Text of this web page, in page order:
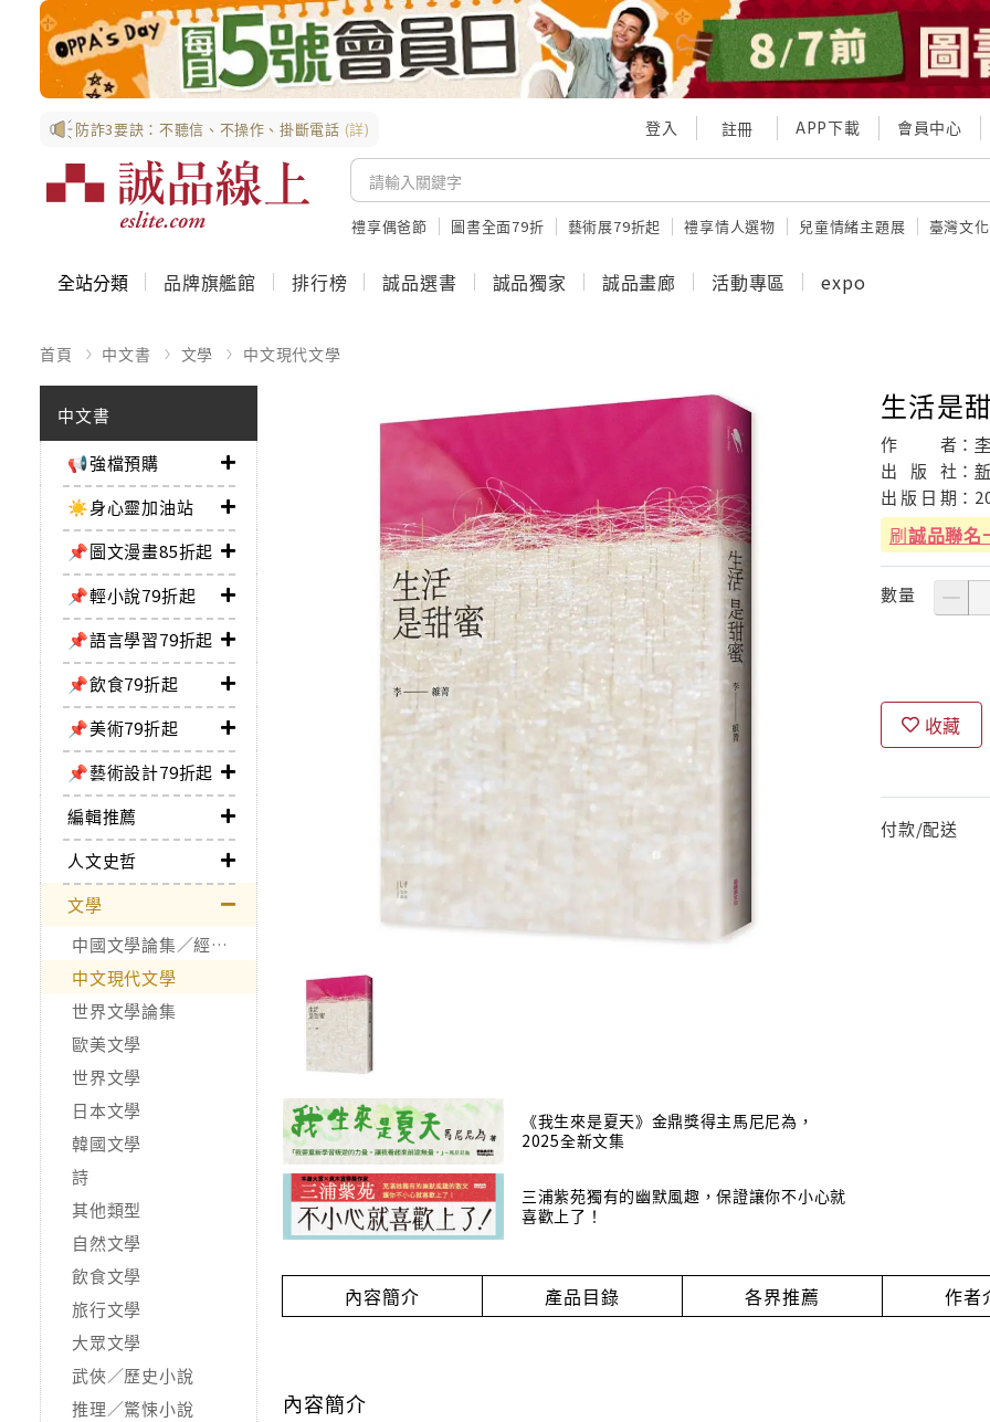
防詐3要訣：不聽信、不操作、掛斷電話 (詳) 登入 註冊 APP下載 會員中心
禮享偶爸節 圖書全面79折 藝術展79折起 禮享情人選物 兒童情緒主題展 臺灣文
全站分類 品牌旗艦館 排行榜 誠品選書 誠品獨家 誠品畫廊 活動專區 expo
首頁 中文書 文學 中文現代文學
中文書
📢強檔預購
☀️身心靈加油站
📌圖文漫畫85折起
📌輕小說79折起
📌語言學習79折起
📌飲食79折起
📌美術79折起
📌藝術設計79折起
編輯推薦
人文史哲
文學
中國文學論集／經典作品
中文現代文學
世界文學論集
歐美文學
世界文學
日本文學
韓國文學
詩
其他類型
自然文學
飲食文學
旅行文學
大眾文學
武俠／歷史小說
推理／驚悚小說
《我生來是夏天》金鼎獎得主馬尼尼為，
2025全新文集
三浦紫苑獨有的幽默風趣，保證讓你不小心就
喜歡上了！
生活是
作 者：
出
版 社：
出 版 日 期：
刷誠品聯名
數量
收藏
付款/配送
內容簡介 產品目錄 各界推薦 作者
內容簡介